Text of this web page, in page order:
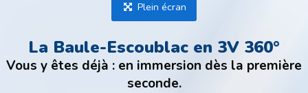
Plein écran
La Baule-Escoublac en 3V 360°
Vous y êtes déjà : en immersion dès la première
seconde.